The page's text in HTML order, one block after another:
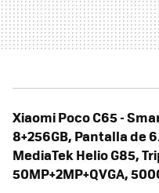
Xiaomi Poco C65 -
8+256GB, Pantalla de
MediaTek Helio G85,
50MP+2MP+QVGA,